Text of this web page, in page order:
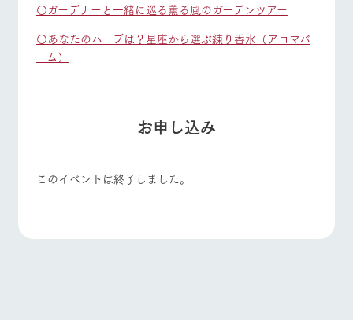
〇ガーデナーと一緒に巡る薫る風のガーデンツアー
〇あなたのハーブは？星座から選ぶ練り香水（アロマバ
ーム）
お申し込み
このイベントは終了しました。